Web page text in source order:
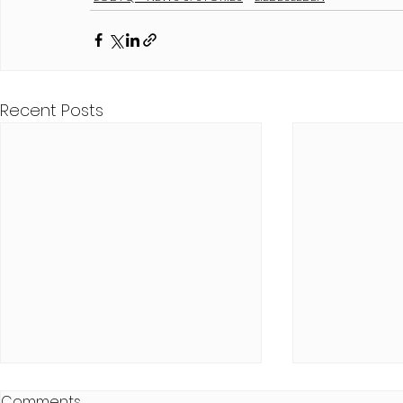
Recent Posts